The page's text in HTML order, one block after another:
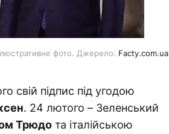
фото. Джерело: Facty.com.ua
cвій підпис під угодою
. 24 лютого – Зеленський
Трюдо та італійською